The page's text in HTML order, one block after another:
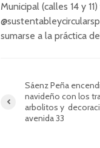
Municipal (calles 14 y
sumarse a la práctica
Sáenz Peña
navideño con los
arbolitos y
avenida 33